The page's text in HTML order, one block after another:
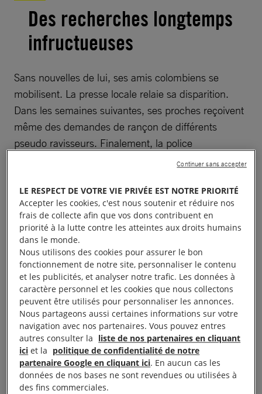
Des recherches longtemps
infructueuses
Sans nouvelles de lui, ses amis colombiens se
mobilisent. La presse locale relaie sa disparition.
Dans les semaines suivantes, ses proches reçoivent
même des demandes de rançon de différents
pseudo ravisseurs. Finalement, la police
colombienne fait savoir que Camilo a été arrêté au
qu’il a été transféré à Caracas.
En France, sa mère, Hélène Boursier et son beau-
père, Yves Gilbert, avec l’aide de l’organisation
colombienneHasta Encontrarlos, multiplient les
démarches pour le rechercher. Ils contactent
l’ambassade de France en Colombie et au
Venezuela. Interpol publie une note sur sa
disparition. Une demande en habeas corpus est
transmise au Venezuela*. Le bureau de Caracas du
Haut-Commissariat aux Droits de l’Homme de l’ONU
est interpellé. Aucune de ces démarches ne permet
de localiser Camilo.
LE RESPECT DE VOTRE VIE PRIVÉE EST NOTRE PRIORITÉ
Accepter les cookies, c'est nous soutenir et réduire nos
frais de collecte afin que vos dons contribuent en
priorité à la lutte contre les atteintes aux droits humains
dans le monde.
Nous utilisons des cookies pour assurer le bon
fonctionnement de notre site, personnaliser le contenu
et les publicités, et analyser notre trafic. Les données à
caractère personnel et les cookies que nous collectons
peuvent être utilisés pour personnaliser les annonces.
Nous partageons aussi certaines informations sur votre
navigation avec nos partenaires. Vous pouvez entres
autres consulter la liste de nos partenaires en cliquant
ici et la politique de confidentialité de notre
partenaire Google en cliquant ici. En aucun cas les
données de nos bases ne sont revendues ou utilisées à
des fins commerciales.
Continuer sans accepter